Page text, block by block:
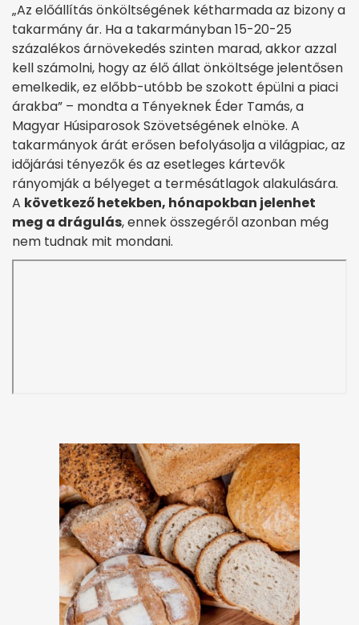
„Az előállítás önköltségének kétharmada az bizony a
takarmány ár. Ha a takarmányban 15-20-25
százalékos árnövekedés szinten marad, akkor azzal
kell számolni, hogy az élő állat önköltsége jelentősen
emelkedik, ez előbb-utóbb be szokott épülni a piaci
árakba” – mondta a Tényeknek Éder Tamás, a
Magyar Húsiparosok Szövetségének elnöke. A
takarmányok árát erősen befolyásolja a világpiac, az
időjárási tényezők és az esetleges kártevők
rányomják a bélyeget a termésátlagok alakulására.
A következő hetekben, hónapokban jelenhet
meg a drágulás, ennek összegéről azonban még
nem tudnak mit mondani.